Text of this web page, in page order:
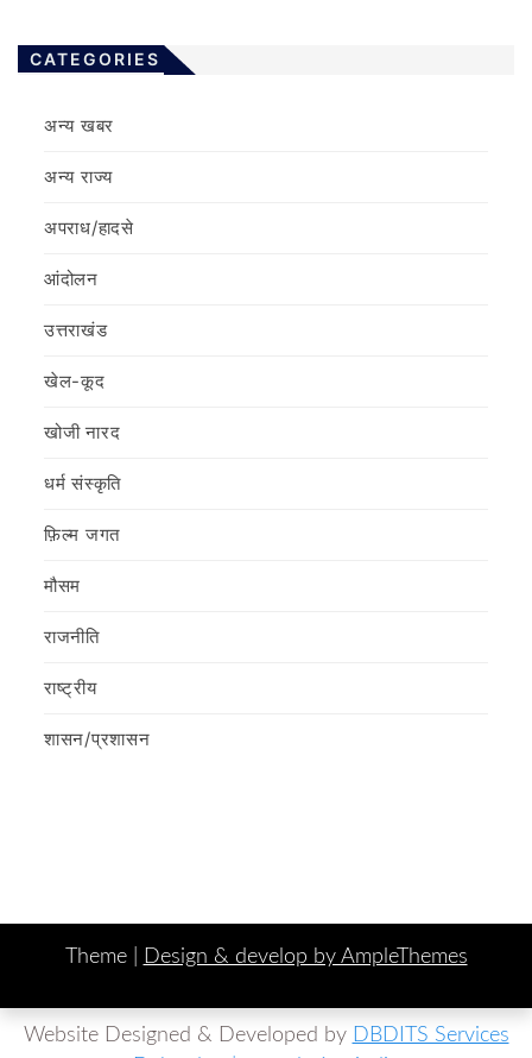
CATEGORIES
अन्य खबर
अन्य राज्य
अपराध/हादसे
आंदोलन
उत्तराखंड
खेल-कूद
खोजी नारद
धर्म संस्कृति
फ़िल्‍म जगत
मौसम
राजनीति
राष्ट्रीय
शासन/प्रशासन
Theme | Design & develop by AmpleThemes
Website Designed & Developed by
DBDITS Services